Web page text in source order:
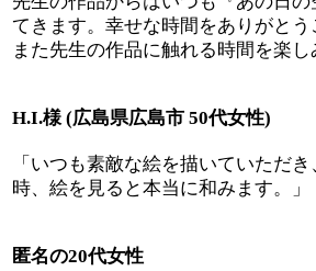
てきます。幸せな時間をありがと
また先生の作品に触れる時間を楽
H.I.様 (広島県広島市 50代女性)
「いつも素敵な絵を描いていただ
時、絵を見ると本当に和みます。」
匿名の20代女性